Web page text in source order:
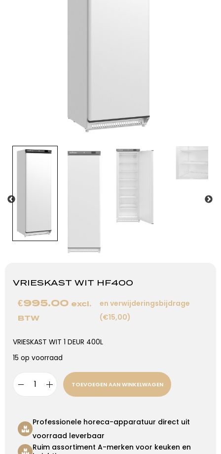
VRIESKAST WIT HF400
€995.00 excl.
BTW
en verwijderingsbijdrage
(€15,00)
VRIESKAST WIT 1 DEUR 400L
15 op voorraad
TOEVOEGEN AAN WINKELWAGEN
Professionele horeca-apparatuur direct uit
voorraad leverbaar
Ruim assortiment A-merken voor keuken en